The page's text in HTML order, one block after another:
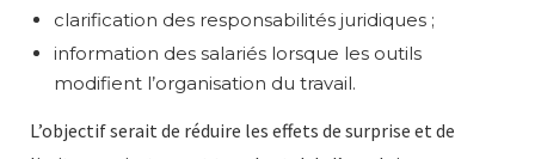
clarification des responsabilités juridiques ;
information des salariés lorsque les outils
modifient l’organisation du travail.
L’objectif serait de réduire les effets de surprise et de